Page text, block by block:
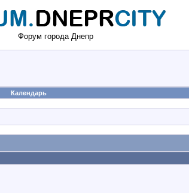
Форум города Днепр
Календарь